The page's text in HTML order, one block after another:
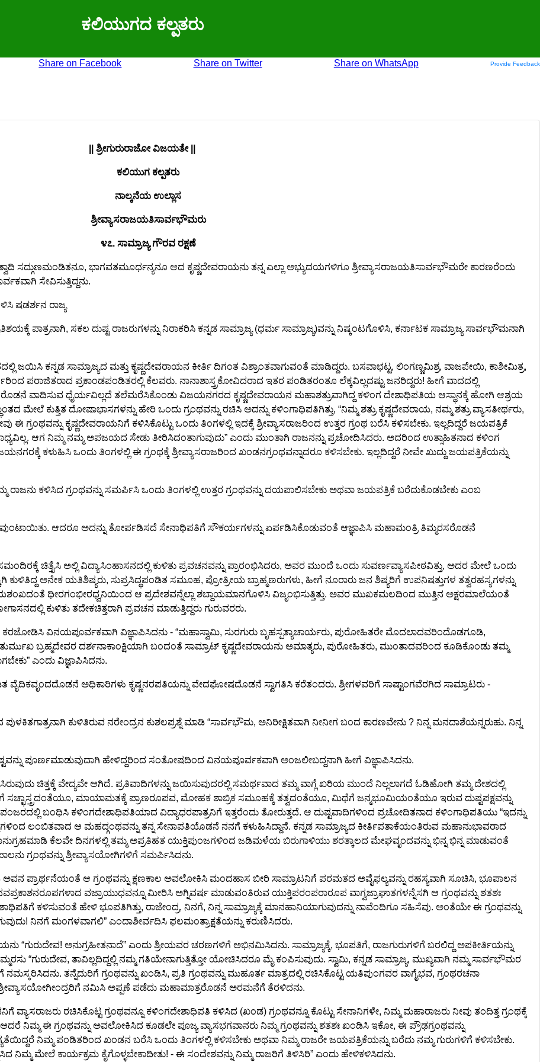
ಕಲಿಯುಗದ ಕಲ್ಪತರು
Share on Facebook Share on Twitter Share on WhatsApp Provide Feedback
|| ಶ್ರೀಗುರುರಾಜೋ ವಿಜಯತೇ ||
ಕಲಿಯುಗ ಕಲ್ಪತರು
ನಾಲ್ಕನೆಯ ಉಲ್ಲಾಸ
ಶ್ರೀವ್ಯಾಸರಾಜಯತಿಸಾರ್ವಭೌಮರು
೪೭. ಸಾಮ್ರಾಜ್ಯ ಗೌರವ ರಕ್ಷಣೆ
ಭಾಗವತಮೂರ್ಧನ್ಯನೂ ಆದ ಕೃಷ್ಣದೇವರಾಯನು ತನ್ನ ಎಲ್ಲಾ ಅಭ್ಯುದಯಗಳಿಗೂ ಶ್ರೀವ್ಯಾಸರಾಜಯತಿಸಾರ್ವಭೌಮರೇ ಕಾರಣರೆಂದು
ಸೇವಿಸುತ್ತಿದ್ದನು.
ಷಡರ್ಶನ ರಾಜ್ಯ
ಪಾತ್ರನಾಗಿ, ಸಕಲ ದುಷ್ಟ ರಾಜರುಗಳನ್ನು ನಿರಾಕರಿಸಿ ಕನ್ನಡ ಸಾಮ್ರಾಜ್ಯ (ಧರ್ಮ ಸಾಮ್ರಾಜ್ಯ)ವನ್ನು ನಿಷ್ಕಂಟಗೊಳಿಸಿ, ಕರ್ನಾಟಕ ಸಾಮ್ರಾಜ್ಯ ಸಾರ್ವಭೌಮನಾಗಿ
ಜಯಿಸಿ ಕನ್ನಡ ಸಾಮ್ರಾಜ್ಯದ ಮತ್ತು ಕೃಷ್ಣದೇವರಾಯನ ಕೀರ್ತಿ ದಿಗಂತ ವಿಶ್ರಾಂತವಾಗುವಂತೆ ಮಾಡಿದ್ದರು. ಬಸವಾಭಟ್ಟ, ಲಿಂಗಣ್ಣಮಿಶ್ರ, ವಾಜಪೇಯಿ, ಕಾಶೀಮಿತ್ರ,
ಪರಾಜಿತರಾದ ಪ್ರಕಾಂಡಪಂಡಿತರಲ್ಲಿ ಕೆಲವರು. ನಾನಾಶಾಸ್ತ್ರಕೋವಿದರಾದ ಇತರ ಪಂಡಿತರಂತೂ ಲೆಕ್ಕವಿಲ್ಲದಷ್ಟು ಜನರಿದ್ದರು! ಹೀಗೆ ವಾದದಲ್ಲಿ
ವಾದಿಸುವ ಧೈರ್ಯವಿಲ್ಲದೆ ತಲೆಮರೆಸಿಕೊಂಡು ವಿಜಯನಗರದ ಕೃಷ್ಣದೇವರಾಯನ ಮಹಾಶತ್ರುವಾಗಿದ್ದ ಕಳಿಂಗ ದೇಶಾಧಿಪತಿಯ ಆಸ್ಥಾನಕ್ಕೆ ಹೋಗಿ ಆಶ್ರಯ
ಮೇಲೆ ಕುತ್ತಿತ ದೋಷಾಭಾಸಗಳನ್ನು ಹೇರಿ ಒಂದು ಗ್ರಂಥವನ್ನು ರಚಿಸಿ ಅದನ್ನು ಕಳಿಂಗಾಧಿಪತಿಗಿತ್ತು, “ನಿಮ್ಮ ಶತ್ರು ಕೃಷ್ಣದೇವರಾಯ, ನಮ್ಮ ಶತ್ರು ವ್ಯಾಸತೀರ್ಥರು,
ಗ್ರಂಥವನ್ನು ಕೃಷ್ಣದೇವರಾಯನಿಗೆ ಕಳಿಸಿಕೊಟ್ಟು ಒಂದು ತಿಂಗಳಲ್ಲಿ ಇದಕ್ಕೆ ಶ್ರೀವ್ಯಾಸರಾಜರಿಂದ ಉತ್ತರ ಗ್ರಂಥ ಬರೆಸಿ ಕಳಿಸಬೇಕು. ಇಲ್ಲದಿದ್ದರೆ ಜಯಪತ್ರಿಕೆ
ಆಗ ನಿಮ್ಮ ನಮ್ಮ ಅಪಜಯದ ಸೇಡು ತೀರಿಸಿದಂತಾಗುವುದು” ಎಂದು ಮುಂತಾಗಿ ರಾಜನನ್ನು ಪ್ರಚೋದಿಸಿದರು. ಅದರಿಂದ ಉತ್ಸಾಹಿತನಾದ ಕಳಿಂಗ
ಕಳುಹಿಸಿ ಒಂದು ತಿಂಗಳಲ್ಲಿ ಈ ಗ್ರಂಥಕ್ಕೆ ಶ್ರೀವ್ಯಾಸರಾಜರಿಂದ ಖಂಡನಗ್ರಂಥವನ್ನಾದರೂ ಕಳಿಸಬೇಕು. ಇಲ್ಲದಿದ್ದರೆ ನೀವೇ ಖುದ್ದು ಜಯಪತ್ರಿಕೆಯನ್ನು
ರಾಜನು ಕಳಿಸಿದ ಗ್ರಂಥವನ್ನು ಸಮರ್ಪಿಸಿ ಒಂದು ತಿಂಗಳಲ್ಲಿ ಉತ್ತರ ಗ್ರಂಥವನ್ನು ದಯಪಾಲಿಸಬೇಕು ಅಥವಾ ಜಯಪತ್ರಿಕೆ ಬರೆದುಕೊಡಬೇಕು ಎಂಬ
ಆದರೂ ಅದನ್ನು ತೋರ್ಪಡಿಸದೆ ಸೇನಾಧಿಪತಿಗೆ ಸೌಕರ್ಯಗಳನ್ನು ಏರ್ಪಡಿಸಿಕೊಡುವಂತೆ ಆಜ್ಞಾಪಿಸಿ ಮಹಾಮಂತ್ರಿ ತಿಮ್ಮರಸರೊಡನೆ
ಚಿತ್ತೈಸಿ ಅಲ್ಲಿ ವಿದ್ಯಾಸಿಂಹಾಸನದಲ್ಲಿ ಕುಳಿತು ಪ್ರವಚನವನ್ನು ಪ್ರಾರಂಭಿಸಿದರು, ಅವರ ಮುಂದೆ ಒಂದು ಸುವರ್ಣವ್ಯಾಸಪೀಠವಿತ್ತು, ಅದರ ಮೇಲೆ ಒಂದು
ಕುಳಿತಿದ್ದ ಅನೇಕ ಯತಿಶಿಷ್ಯರು, ಸುಪ್ರಸಿದ್ಧಪಂಡಿತ ಸಮೂಹ, ಪ್ರೋತ್ರೀಯ ಬ್ರಾಹ್ಮಣರುಗಳು, ಹೀಗೆ ನೂರಾರು ಜನ ಶಿಷ್ಯರಿಗೆ ಉಪನಿಷತ್ತುಗಳ ತತ್ವರಹಸ್ಯಗಳನ್ನು
ಧೀರಗಂಭೀರಧ್ವನಿಯಿಂದ ಆ ಪ್ರದೇಶವನ್ನೆಲ್ಲಾ ಶಬ್ದಾಯಮಾನಗೊಳಿಸಿ ವಿಜೃಂಭಿಸುತ್ತಿತ್ತು. ಅವರ ಮುಖಕಮಲದಿಂದ ಮುತ್ತಿನ ಅಕ್ಷರಮಾಲೆಯಂತೆ
ಕುಳಿತು ತದೇಕಚಿತ್ತರಾಗಿ ಪ್ರವಚನ ಮಾಡುತ್ತಿದ್ದರು ಗುರುವರರು.
ವಿನಯಪೂರ್ವಕವಾಗಿ ವಿಜ್ಞಾಪಿಸಿದನು - “ಮಹಾಸ್ವಾಮಿ, ಸುರಗುರು ಬೃಹಸ್ಪತ್ಯಾಚಾರ್ಯರು, ಪುರೋಹಿತರೇ ಮೊದಲಾದವರಿಂದೊಡಗೂಡಿ,
ಬ್ರಹ್ಮದೇವರ ದರ್ಶನಾಕಾಂಕ್ಷಿಯಾಗಿ ಬಂದಂತೆ ಸಾಮ್ರಾಟ್ ಕೃಷ್ಣದೇವರಾಯನು ಅಮಾತ್ಯರು, ಪುರೋಹಿತರು, ಮುಂತಾದವರಿಂದ ಕೂಡಿಕೊಂಡು ತಮ್ಮ
ಎಂದು ವಿಜ್ಞಾಪಿಸಿದನು.
ಅಧಿಕಾರಿಗಳು ಕೃಷ್ಣನರಪತಿಯನ್ನು ವೇದಘೋಷದೊಡನೆ ಸ್ವಾಗತಿಸಿ ಕರೆತಂದರು. ಶ್ರೀಗಳವರಿಗೆ ಸಾಷ್ಟಾಂಗವೆರಗಿದ ಸಾಮ್ರಾಟರು -
ಕುಳಿತಿರುವ ನರೇಂದ್ರನ ಕುಶಲಪ್ರಶ್ನೆ ಮಾಡಿ “ಸಾರ್ವಭೌಮ, ಅನಿರೀಕ್ಷಿತವಾಗಿ ನೀನೀಗ ಬಂದ ಕಾರಣವೇನು ? ನಿನ್ನ ಮನದಾಶೆಯನ್ನರುಹು. ನಿನ್ನ
ಪೂರ್ಣಮಾಡುವುದಾಗಿ ಹೇಳಿದ್ದರಿಂದ ಸಂತೋಷದಿಂದ ವಿನಯಪೂರ್ವಕವಾಗಿ ಅಂಜಲೀಬದ್ದನಾಗಿ ಹೀಗೆ ವಿಜ್ಞಾಪಿಸಿದನು.
ಚಿತ್ತಕ್ಕೆ ವೇದ್ಯವೇ ಆಗಿದೆ. ಪ್ರತಿವಾದಿಗಳನ್ನು ಜಯಿಸುವುದರಲ್ಲಿ ಸಮರ್ಥವಾದ ತಮ್ಮ ವಾಗ್ಲೆ ಖರಿಯ ಮುಂದೆ ನಿಲ್ಲಲಾಗದೆ ಓಡಿಹೋಗಿ ತಮ್ಮ ದೇಶದಲ್ಲಿ
ಸಚ್ಛಾಸ್ತ್ರದಂತೆಯೂ, ಮಾಯಾಮತಕ್ಕೆ ಪ್ರಾಣರೂಪವ, ಮೋಹಕ ಶಾಬ್ರಿಕ ಸಮೂಹಕ್ಕೆ ತತ್ವದಂತೆಯೂ, ಮಿಥೆಗೆ ಜನ್ಮಭೂಮಿಯಂತೆಯೂ ಇರುವ ದುಷ್ಟಪಕ್ಷವನ್ನು
ಬಂಧಿಸಿ ಕಳಿಂಗದೇಶಾಧಿಪತಿಯಾದ ವಿದ್ಯಾಧರಪಾತ್ರನಿಗೆ ಇತ್ತರೆಂದು ತೋರುತ್ತದೆ. ಆ ದುಷ್ಟವಾದಿಗಳಿಂದ ಪ್ರಚೋದಿತನಾದ ಕಳಿಂಗಾಧಿಪತಿಯು “ಇದನ್ನು
ಲಂಬಿತವಾದ ಆ ಮಹದ್ಗಂಥವನ್ನು ತನ್ನ ಸೇನಾಪತಿಯೊಡನೆ ನನಗೆ ಕಳುಹಿಸಿದ್ದಾನೆ. ಕನ್ನಡ ಸಾಮ್ರಾಜ್ಯದ ಕೀರ್ತಿಪತಾಕೆಯಂತಿರುವ ಮಹಾನುಭಾವರಾದ
ಕೆಲವೇ ದಿನಗಳಲ್ಲಿ ತಮ್ಮ ಅಪ್ರತಿಹತ ಯುಕ್ತಿಪುಂಜಗಳಿಂದ ಜಡಿಮಳೆಯ ಬಿರುಗಾಳಿಯು ಶರತ್ಕಾಲದ ಮೇಘವೃಂದವನ್ನು ಭಿನ್ನ ಭಿನ್ನ ಮಾಡುವಂತೆ
ಗ್ರಂಥವನ್ನು ಶ್ರೀವ್ಯಾಸಯೋಗಿಗಳಿಗೆ ಸಮರ್ಪಿಸಿದನು.
ಅವನ ಪ್ರಾರ್ಥನೆಯಂತೆ ಆ ಗ್ರಂಥವನ್ನು ಕ್ಷಣಕಾಲ ಅವಲೋಕಿಸಿ ಮಂದಹಾಸ ಬೀರಿ ಸಾಮ್ರಾಟನಿಗೆ ಪರಮತದ ಅವೈಫಲ್ಯವನ್ನು ರಹಸ್ಯವಾಗಿ ಸೂಚಿಸಿ, ಭೂಪಾಲನ
ವಜ್ರಾಯುಧವನ್ನೂ ಮೀರಿಸಿ ಅಗ್ನಿವರ್ಷ ಮಾಡುವಂತಿರುವ ಯುಕ್ತಿಪರಂಪರಾರೂಪ ವಾಗ್ವಜ್ರಾಘಾತಗಳನ್ನೆಸಗಿ ಆ ಗ್ರಂಥವನ್ನು ಶತಶಃ
ಕಳಿಸುವಂತೆ ಹೇಳಿ ಭೂಪತಿಗಿತ್ತು, ರಾಜೇಂದ್ರ, ನಿನಗೆ, ನಿನ್ನ ಸಾಮ್ರಾಜ್ಯಕ್ಕೆ ಮಾನಹಾನಿಯಾಗುವುದನ್ನು ನಾವೆಂದಿಗೂ ಸಹಿಸೆವು. ಅಂತೆಯೇ ಈ ಗ್ರಂಥವನ್ನು
ನಿನಗೆ ಮಂಗಳವಾಗಲಿ” ಎಂದಾಶೀರ್ವದಿಸಿ ಫಲಮಂತ್ರಾಕ್ಷತೆಯನ್ನು ಕರುಣಿಸಿದರು.
“ಗುರುದೇವ! ಅನುಗ್ರಹೀತನಾದೆ” ಎಂದು ಶ್ರೀಯವರ ಚರಣಗಳಿಗೆ ಅಭಿನಮಿಸಿದನು. ಸಾಮ್ರಾಜ್ಯಕ್ಕೆ, ಭೂಪತಿಗೆ, ರಾಜಗುರುಗಳಿಗೆ ಬರಲಿದ್ದ ಅಪಕೀರ್ತಿಯನ್ನು
“ಗುರುದೇವ, ತಾವಿಲ್ಲದಿದ್ದಲ್ಲಿ ನಮ್ಮ ಗತಿಯೇನಾಗುತ್ತಿತ್ತೋ ಯೋಚಿಸಿದರೂ ಮೈ ಕಂಪಿಸುವುದು. ಸ್ವಾಮಿ, ಕನ್ನಡ ಸಾಮ್ರಾಜ್ಯ, ಮುಖ್ಯವಾಗಿ ನಮ್ಮ ಸಾರ್ವಭೌಮರ
ತನ್ನೆದುರಿಗೆ ಗ್ರಂಥವನ್ನು ಖಂಡಿಸಿ, ಪ್ರತಿ ಗ್ರಂಥವನ್ನು ಮುಹೂರ್ತ ಮಾತ್ರದಲ್ಲಿ ರಚಿಸಿಕೊಟ್ಟ ಯತಿಪುಂಗವರ ವಾಗೈಭವ, ಗ್ರಂಥರಚನಾ
ಶ್ರೀವ್ಯಾಸಯೋಗೀಂದ್ರರಿಗೆ ನಮಿಸಿ ಅಪ್ಪಣೆ ಪಡೆದು ಮಹಾಮಾತ್ರರೊಡನೆ ಅರಮನೆಗೆ ತೆರಳಿದನು.
ರಚಿಸಿಕೊಟ್ಟ ಗ್ರಂಥವನ್ನೂ ಕಳಿಂಗದೇಶಾಧಿಪತಿ ಕಳಿಸಿದ (ಖಂಡ) ಗ್ರಂಥವನ್ನೂ ಕೊಟ್ಟು ಸೇನಾನಿಗಳೇ, ನಿಮ್ಮ ಮಹಾರಾಜರು ನೀವು ತಂದಿತ್ತ ಗ್ರಂಥಕ್ಕೆ
ನಿಮ್ಮ ಈ ಗ್ರಂಥವನ್ನು ಅವಲೋಕಿಸಿದ ಕೂಡಲೇ ಪೂಜ್ಯ ವ್ಯಾಸಭಗವಾನರು ನಿಮ್ಮ ಗ್ರಂಥವನ್ನು ಶತಶಃ ಖಂಡಿಸಿ ಇಕೋ, ಈ ಪ್ರೌಢಗ್ರಂಥವನ್ನು
ನಿಮ್ಮ ಪಂಡಿತರಿಂದ ಖಂಡನ ಬರೆಸಿ ಒಂದು ತಿಂಗಳಲ್ಲಿ ಕಳಿಸಬೇಕು ಅಥವಾ ನಿಮ್ಮ ರಾಜರೇ ಜಯಪತ್ರಿಕೆಯನ್ನು ಬರೆದು ನಮ್ಮ ಗುರುಗಳಿಗೆ ಕಳಿಸಬೇಕು.
ನಿಮ್ಮ ಮೇಲೆ ಕಾರ್ಯಕ್ರಮ ಕೈಗೊಳ್ಳಬೇಕಾದೀತು! - ಈ ಸಂದೇಶವನ್ನು ನಿಮ್ಮ ರಾಜರಿಗೆ ತಿಳಿಸಿರಿ” ಎಂದು ಹೇಳಿಕಳಿಸಿದನು.